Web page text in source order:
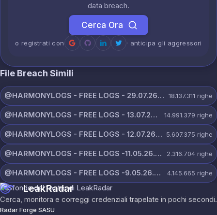
data breach.
Cerca Ora
o registrati con · anticipa gli aggressori
File Breach Simili
@HARMONYLOGS - FREE LOGS - 29.07.26.zip 18.137.311 righe
@HARMONYLOGS - FREE LOGS - 13.07.26.zip 14.991.379 righe
@HARMONYLOGS - FREE LOGS - 12.07.26.zip 5.607.375 righe
@HARMONYLOGS - FREE LOGS -11.05.26.rar 2.316.704 righe
@HARMONYLOGS - FREE LOGS -9.05.26.rar 4.145.665 righe
LeakRadar
Cerca, monitora e correggi credenziali trapelate in pochi secondi.
Radar Forge SASU